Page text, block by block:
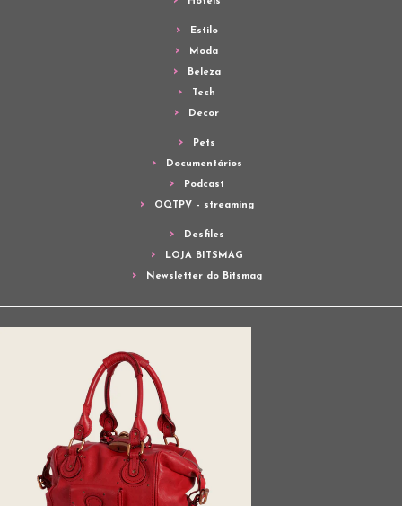
Estilo
Moda
Beleza
Tech
Decor
Pets
Documentários
Podcast
OQTPV – streaming
Desfiles
LOJA BITSMAG
Newsletter do Bitsmag